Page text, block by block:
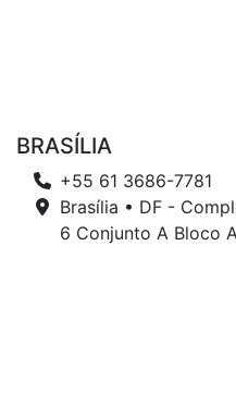
BRASÍLIA
+55 61 3686-7781
Brasília • DF -
6 Conjunto A Bloco